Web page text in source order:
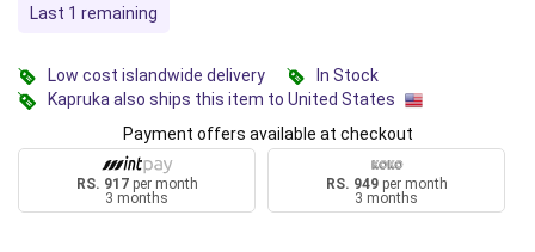
Last 1 remaining
Low cost islandwide delivery
In Stock
Kapruka also ships this item to United States
Payment offers available at checkout
RS. 917per month
3 months
RS. 949per month
3 months